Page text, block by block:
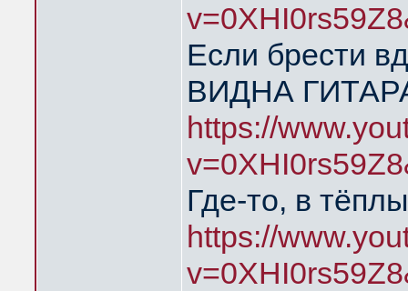
Если брести
ВИДНА
https://
Где-то, в
https://